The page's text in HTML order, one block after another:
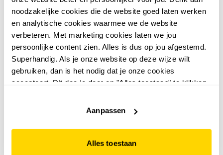
noodzakelijke cookies die de website goed laten werken
en analytische cookies waarmee we de website
verbeteren. Met marketing cookies laten we jou
persoonlijke content zien. Alles is dus op jou afgestemd.
Superhandig. Als je onze website op deze wijze wilt
gebruiken, dan is het nodig dat je onze cookies
accepteert. Dit doe je door op "Alles toestaan" te klikken.
website niet optimaal functioneert.
Aanpassen
Alles toestaan